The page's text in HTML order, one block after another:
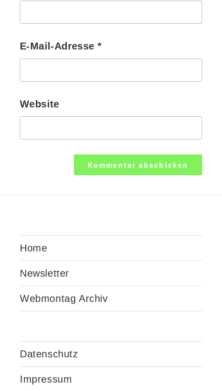
E-Mail-Adresse *
Website
Home
Newsletter
Webmontag Archiv
Datenschutz
Impressum